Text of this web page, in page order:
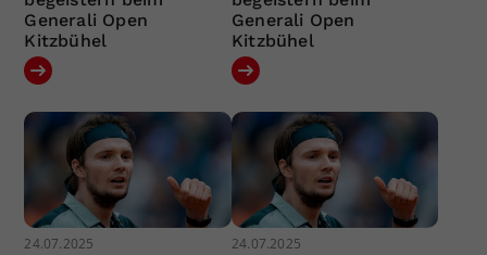
Generali Open
Kitzbühel
Generali Open
Kitzbühel
24.07.2025 24.07.2025